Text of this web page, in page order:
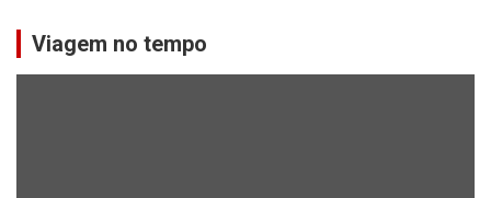
Viagem no tempo